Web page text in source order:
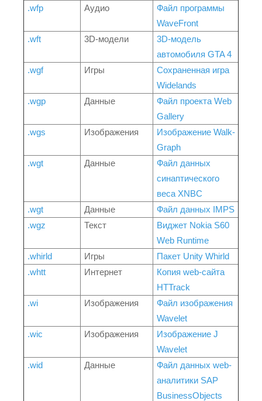
.wfp
Аудио
Файл программы
WaveFront
.wft
3D-модели
3D-модель
автомобиля GTA 4
.wgf
Игры
Сохраненная игра
Widelands
.wgp
Данные
Файл проекта Web
Gallery
.wgs
Изображения
Изображение Walk-
Graph
.wgt
Данные
Файл данных
синаптического
веса XNBC
.wgt
Данные
Файл данных IMPS
.wgz
Текст
Виджет Nokia S60
Web Runtime
.whirld
Игры
Пакет Unity Whirld
.whtt
Интернет
Копия web-сайта
HTTrack
.wi
Изображения
Файл изображения
Wavelet
.wic
Изображения
Изображение J
Wavelet
.wid
Данные
Файл данных web-
аналитики SAP
BusinessObjects